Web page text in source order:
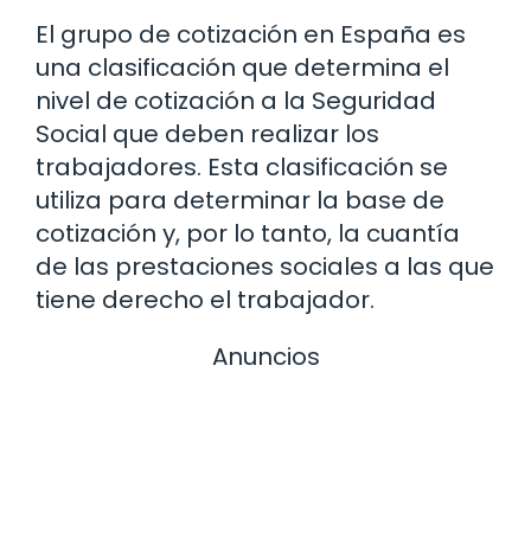
El grupo de cotización en España es
una clasificación que determina el
nivel de cotización a la Seguridad
Social que deben realizar los
trabajadores. Esta clasificación se
utiliza para determinar la base de
cotización y, por lo tanto, la cuantía
de las prestaciones sociales a las que
tiene derecho el trabajador.
Anuncios